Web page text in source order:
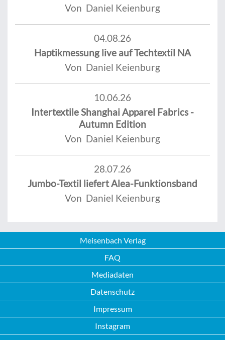
Von Daniel Keienburg
04.08.26
Haptikmessung live auf Techtextil NA
Von Daniel Keienburg
10.06.26
Intertextile Shanghai Apparel Fabrics -
Autumn Edition
Von Daniel Keienburg
28.07.26
Jumbo-Textil liefert Alea-Funktionsband
Von Daniel Keienburg
Meisenbach Verlag
FAQ
Mediadaten
Datenschutz
Impressum
Instagram